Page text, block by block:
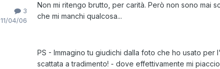
3
11/04/06
Non mi ritengo brutto, per carità. Però non sono mai
che mi manchi qualcosa...
PS - Immagino tu giudichi dalla foto che ho usato
scattata a tradimento! - dove effettivamente mi